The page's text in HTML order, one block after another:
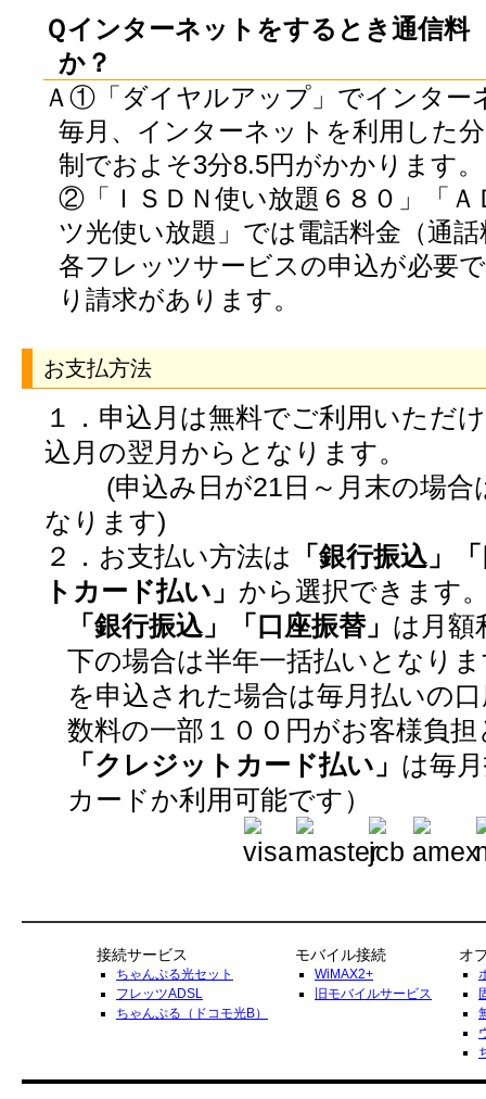
Ｑインターネットをするとき通信料
か？
Ａ①「ダイヤルアップ」でインター
毎月、インターネットを利用した
制でおよそ3分8.5円がかかります。
②「ＩＳＤＮ使い放題６８０」「Ａ
ツ光使い放題」では電話料金（通
各フレッツサービスの申込が必要
り請求があります。
お支払方法
１．申込月は無料でご利用いただ
込月の翌月からとなります。
(申込み日が21日～月末の場合
なります)
２．お支払い方法は
「銀行振込」
トカード払い」 から選択できます
「銀行振込」「口座振替」 は月額
下の場合は半年一括払いとなり
を申込された場合は毎月払いの
数料の一部１００円がお客様負
「クレジットカード払い」 は毎
カードか利用可能です）
接続サービス
ちゃんぷる光セット
フレッツADSL
ちゃんぷる（ドコモ光B）
モバイル接続
WiMAX2+
旧モバイルサービス
オ